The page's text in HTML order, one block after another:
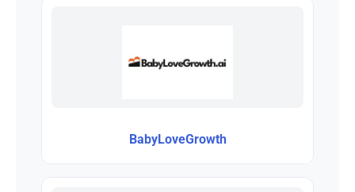
BabyLoveGrowth